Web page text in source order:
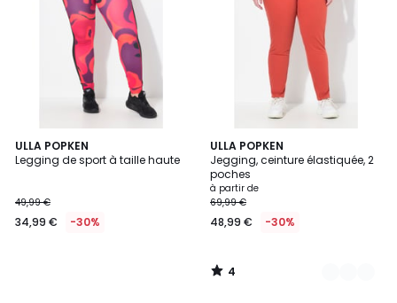
ULLA POPKEN
Legging de sport à taille haute
49,99 €
34,99 € -30%
ULLA POPKEN
Jegging, ceinture élastiquée, 2
poches
à partir de
69,99 €
48,99 € -30%
4
/
5
3
Couleurs
4
/